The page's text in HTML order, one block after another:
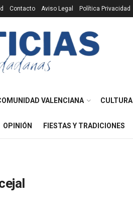
Contacto Aviso Legal Política Privacidad
VALENCIANA CULTURA
OPINIÓN FIESTAS Y TRADICIONES